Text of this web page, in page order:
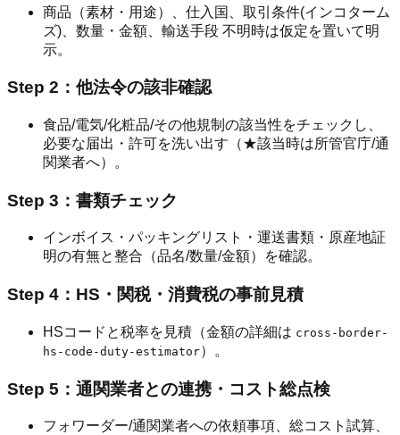
商品（素材・用途）、仕入国、取引条件(インコターム
ズ)、数量・金額、輸送手段 不明時は仮定を置いて明
示。
Step 2：他法令の該非確認
食品/電気/化粧品/その他規制の該当性をチェックし、
必要な届出・許可を洗い出す（★該当時は所管官庁/通
関業者へ）。
Step 3：書類チェック
インボイス・パッキングリスト・運送書類・原産地証
明の有無と整合（品名/数量/金額）を確認。
Step 4：HS・関税・消費税の事前見積
HSコードと税率を見積（金額の詳細は cross-border-
hs-code-duty-estimator）。
Step 5：通関業者との連携・コスト総点検
フォワーダー/通関業者への依頼事項、総コスト試算、